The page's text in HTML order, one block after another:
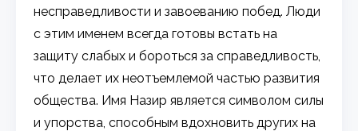
несправедливости и завоеванию побед. Люди
с этим именем всегда готовы встать на
защиту слабых и бороться за справедливость,
что делает их неотъемлемой частью развития
общества. Имя Назир является символом силы
и упорства, способным вдохновить других на